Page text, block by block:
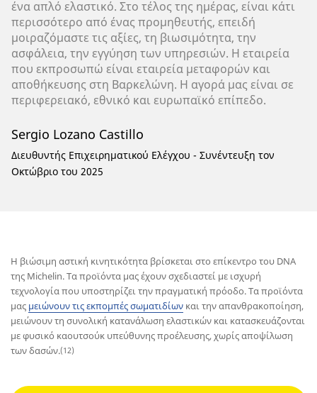
ένα απλό ελαστικό. Στο τέλος της ημέρας, είναι κάτι
περισσότερο από ένας προμηθευτής, επειδή
μοιραζόμαστε τις αξίες, τη βιωσιμότητα, την
ασφάλεια, την εγγύηση των υπηρεσιών. Η εταιρεία
που εκπροσωπώ είναι εταιρεία μεταφορών και
αποθήκευσης στη Βαρκελώνη. Η αγορά μας είναι σε
περιφερειακό, εθνικό και ευρωπαϊκό επίπεδο.
Sergio Lozano Castillo
Διευθυντής Επιχειρηματικού Ελέγχου - Συνέντευξη τον
Οκτώβριο του 2025
Η βιώσιμη αστική κινητικότητα βρίσκεται στο επίκεντρο του DNA
της Michelin. Τα προϊόντα μας έχουν σχεδιαστεί με ισχυρή
τεχνολογία που υποστηρίζει την πραγματική πρόοδο. Τα προϊόντα
μας μειώνουν τις εκπομπές σωματιδίων και την απανθρακοποίηση,
μειώνουν τη συνολική κατανάλωση ελαστικών και κατασκευάζονται
με φυσικό καουτσούκ υπεύθυνης προέλευσης, χωρίς αποψίλωση
των δασών.(12)